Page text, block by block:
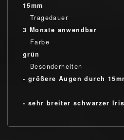
15mm
Tragedauer
3 Monate anwendbar
Farbe
grün
Besonderheiten
- größere Augen durch
- sehr breiter schwarzer